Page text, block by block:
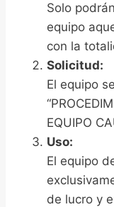
Solo
equipo
con la
Solicitud:
El equipo
EQUIPO
Uso:
El equipo
de lucro y